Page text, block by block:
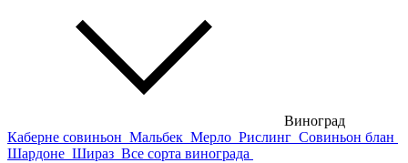
Виноград
Каберне совиньон Мальбек Мерло Рислинг Совиньон блан
Шардоне Шираз Все сорта винограда